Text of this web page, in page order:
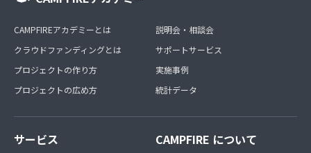
CAMPFIREアカデミーとは
クラウドファンディングとは
プロジェクトの作り方
プロジェクトの広め方
説明会・相談会
サポートサービス
実施事例
統計データ
サービス CAMPFIRE について